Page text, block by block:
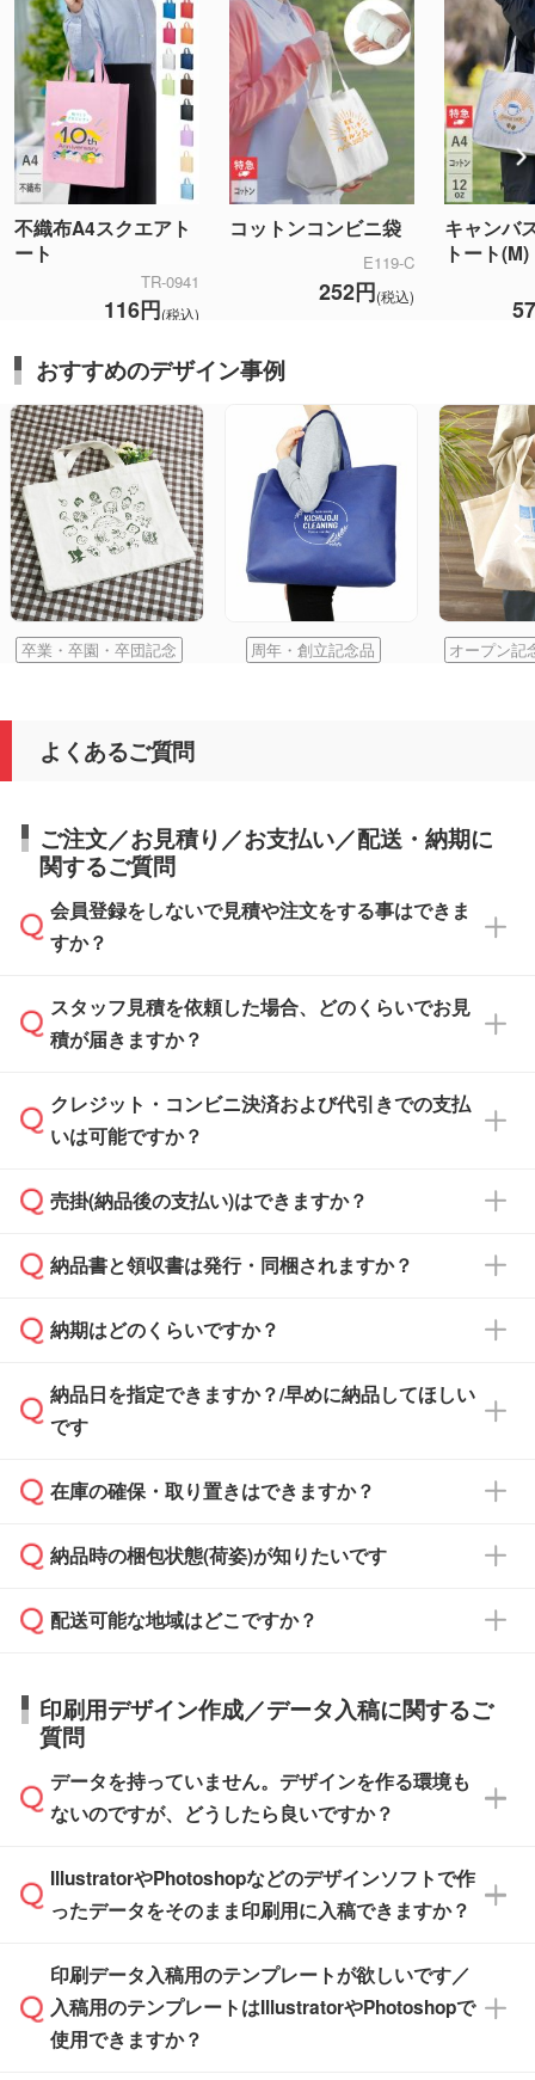
不織布A4スクエアト
ート
TR-0941
116円(税込)
コットンコンビニ袋
E119-C
252円(税込)
キャンバ
トート(M)
おすすめのデザイン事例
卒業・卒園・卒団記念 周年・創立記念品 オープン記
よくあるご質問
ご注文／お見積り／お支払い／配送・納期に
関するご質問
会員登録をしないで見積や注文をする事はできま
すか？
可能です。見積・注文フォームにて『ゲストの
まま進む』ボタンからお進みのうえ、ご依頼く
スタッフ見積を依頼した場合、どのくらいでお見
積が届きますか？
通常、翌営業日までにお送りしております。混
雑状況によっては、お時間をいただくこともご
依頼いただいた場合は、翌営業日以降のご連絡
クレジット・コンビニ決済および代引きでの支払
いは可能ですか？
銀行振込のみのご対応となります。
売掛(納品後の支払い)はできますか？
基本的には先入金をお願いしておりますが、自
どの場合は、月末締め翌月末払いに対応可能で
また、卒業・卒園記念品で対策委員会や個人様
校や幼稚園・保育園であれば、同様の条件でご
ご希望の際は担当スタッフまでお気軽にご相談
ください。
納品書と領収書は発行・同梱されますか？
納品書・領収書は ご依頼をいただいた場合の
ず、通常はPDFデータをメール添付でお送りし
ます。
たは注文フォームの『ご注文に関する備考欄』
納期はどのくらいですか？
・印刷する場合(500個程度)
ご入金、イメージ画像の校了から約2週間～2
ご入金確認後、1～2営業日で出荷いたしま
タッフまでお問い合わせください。
ル」に注文予定日をご入力いただくと、おおよ
その締切日や出荷目安をご確認いただけます。
品が決まりましたらお早めのご発注をお願いい
たします。
※土日祝日を除く営業日換算です。
※沖縄・離島は追加日数がかかります。
納品日を指定できますか？/早めに納品してほしい
です
ご希望の納期がある場合は、お問い合わせ・お
い。
応が可能かご案内いたします。
す。>>対象商品はこちら
※最短出荷日は商品によって異なります。各商
品ページにてご確認ください
在庫の確保・取り置きはできますか？
ご入金確認後に在庫を確保し、注文確定のご連
はできかねますので予めご了承ください。
納品時の梱包状態(荷姿)が知りたいです
商品によって異なります。各ページにある商品
す。(白箱、化粧箱、ブリスターパックなど)
【袋入り】 商品がひとつずつ袋に入っていま
す。(透明袋、デザイン袋など)
【個包装なし】 個包装がされていない状態で
※化粧箱から白箱への入れ替えや、オリジナル
箱の作成は原則承っておりません。
配送可能な地域はどこですか？
日本全国へお届けが可能です。なお、海外への
直接納品は行っておりませんので予めご了承く
ださい。
印刷用デザイン作成／データ入稿に関するご
質問
データを持っていません。デザインを作る環境も
ないのですが、どうしたら良いですか？
無料の「デザインシミュレーター」を使えば、
PCやスマホから簡単にデザインを作成できま
ザインソフトがなくても安心です。
また、「データ作成サービス
IllustratorやPhotoshopなどのデザインソフトで作
ったデータをそのまま印刷用に入稿できますか？
IllustratorやPhotoshop、CLIP STUDIOなどのデ
ザインソフトでこだわりのデザインを作成した
い方は、完全データ入稿
印刷データ入稿用のテンプレートが欲しいです／
入稿用のテンプレートはIllustratorやPhotoshopで
使用できますか？